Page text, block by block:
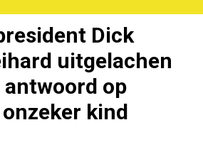
Dick
uitgelachen
op
kind